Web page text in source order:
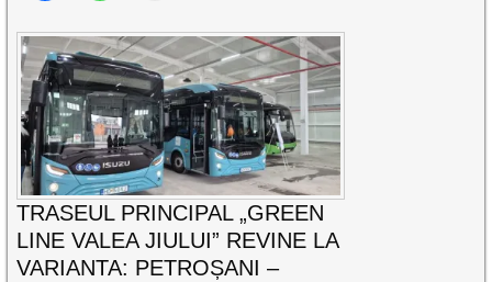
TRASEUL PRINCIPAL „GREEN
LINE VALEA JIULUI” REVINE LA
VARIANTA: PETROȘANI –